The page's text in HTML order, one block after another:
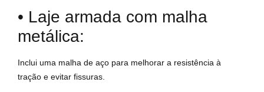
• Laje armada com malha
metálica:
Inclui uma malha de aço para melhorar a resistência à
tração e evitar fissuras.